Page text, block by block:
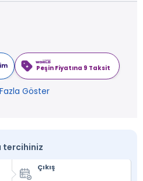
Peşin Fiyatına 9 Taksit
Göster
tercihiniz
Çıkış